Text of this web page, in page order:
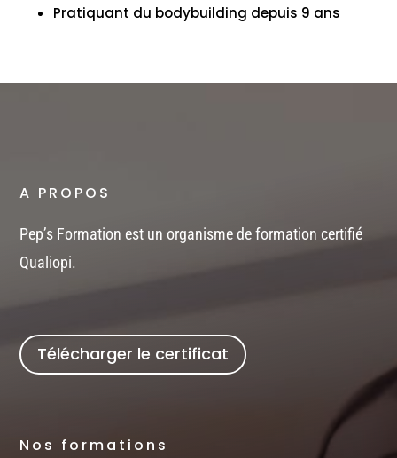
Pratiquant du bodybuilding depuis 9 ans
A PROPOS
Pep’s Formation est un organisme de formation certifié
Qualiopi.
Télécharger le certificat
Nos formations